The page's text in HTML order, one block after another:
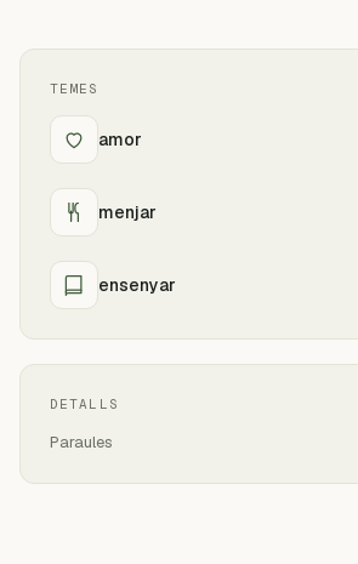
TEMES
amor
menjar
ensenyar
DETALLS
Paraules